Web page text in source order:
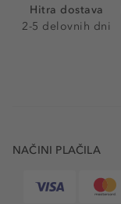
Hitra dostava
2-5 delovnih dni
NAČINI PLAČILA